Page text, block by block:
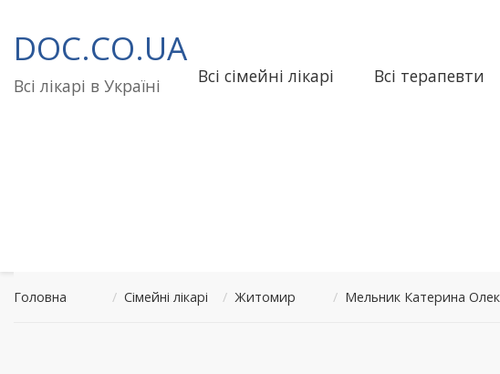
до
вмісту
DOC.CO.UA
Всі лікарі в Україні Всі сімейні лікарі Всі терапевти
Головна / Сімейні лікарі / Житомир / Мельник Катерина